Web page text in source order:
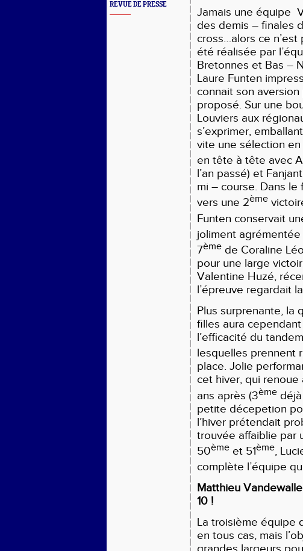
REVUE DE PRESSE
Jamais une équipe
des demis – finales
cross…alors ce
été réalisée par
Bretonnes et Bas –
Laure Funten
connait son
proposé. Sur une
Louviers aux
s’exprimer,
vite une sélection
en tête à tête avec
l’an passé) et
mi – course. Dans le
vers une 2ème
Funten conservait
joliment
7ème de Coraline
pour une large
Valentine Huzé,
l’épreuve regardait
Plus surprenante, la
filles aura
l’efficacité du
lesquelles prennent
place. Jolie
cet hiver, qui
ans après (3ème
petite décepetion
l’hiver prétendait
trouvée affaiblie par
50ème et 51ème,
complète l’équipe
Matthieu
10 !
La troisième équipe
en tous cas, mais